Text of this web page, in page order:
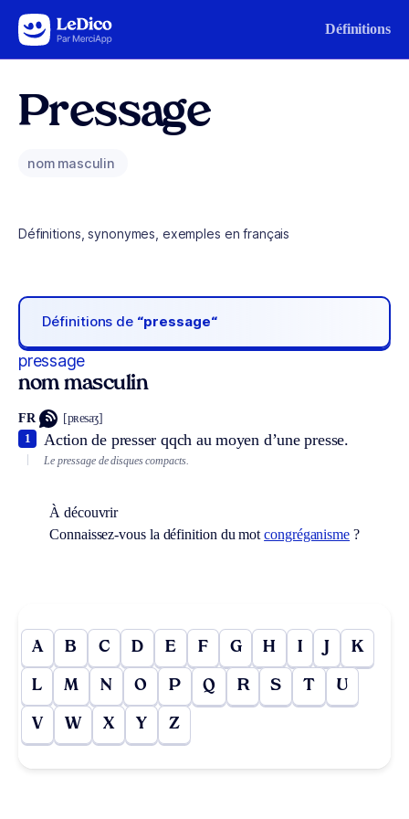
Aller au contenu Définitions
Pressage
nom masculin
Définitions, synonymes, exemples en français
Définitions de “pressage“
pressage
nom masculin
FR [pʀesaʒ]
Action de presser qqch au moyen d’une presse.
1
Le pressage de disques compacts.
À découvrir
Connaissez-vous la définition du motcongréganisme ?
A B C D E F G H I J K
L M N O P Q R S T U
V W X Y Z